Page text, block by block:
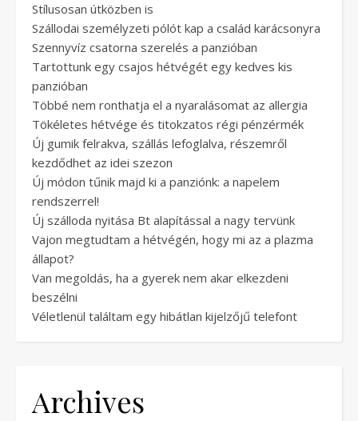
Stílusosan útközben is
Szállodai személyzeti pólót kap a család karácsonyra
Szennyvíz csatorna szerelés a panzióban
Tartottunk egy csajos hétvégét egy kedves kis
panzióban
Többé nem ronthatja el a nyaralásomat az allergia
Tökéletes hétvége és titokzatos régi pénzérmék
Új gumik felrakva, szállás lefoglalva, részemről
kezdődhet az idei szezon
Új módon tűnik majd ki a panziónk: a napelem
rendszerrel!
Új szálloda nyitása Bt alapítással a nagy tervünk
Vajon megtudtam a hétvégén, hogy mi az a plazma
állapot?
Van megoldás, ha a gyerek nem akar elkezdeni
beszélni
Véletlenül találtam egy hibátlan kijelzőjű telefont
Archives